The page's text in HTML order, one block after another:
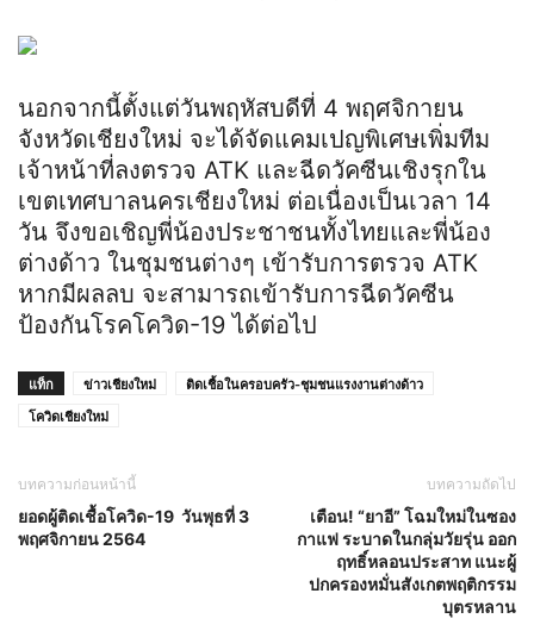
นอกจากนี้ตั้งแต่วันพฤหัสบดีที่ 4 พฤศจิกายน
จังหวัดเชียงใหม่ จะได้จัดแคมเปญพิเศษเพิ่มทีม
เจ้าหน้าที่ลงตรวจ ATK และฉีดวัคซีนเชิงรุกใน
เขตเทศบาลนครเชียงใหม่ ต่อเนื่องเป็นเวลา 14
วัน จึงขอเชิญพี่น้องประชาชนทั้งไทยและพี่น้อง
ต่างด้าว ในชุมชนต่างๆ เข้ารับการตรวจ ATK
หากมีผลลบ จะสามารถเข้ารับการฉีดวัคซีน
ป้องกันโรคโควิด-19 ได้ต่อไป
แท็ก ข่าวเชียงใหม่
ติดเชื้อในครอบครัว-ชุมชนแรงงานต่างด้าว
โควิดเชียงใหม่
บทความก่อนหน้านี้
ยอดผู้ติดเชื้อโควิด-19 วันพุธที่ 3
พฤศจิกายน 2564
บทความถัดไป
เตือน! “ยาอี” โฉมใหม่ในซอง
กาแฟ ระบาดในกลุ่มวัยรุ่น ออก
ฤทธิ์หลอนประสาท แนะผู้
ปกครองหมั่นสังเกตพฤติกรรม
บุตรหลาน